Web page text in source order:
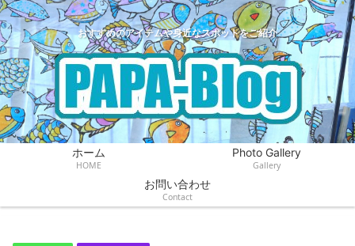
おすすめのアイテムや身近なスポットをご紹介
ホーム
HOME
Photo Gallery
Gallery
お問い合わせ
Contact